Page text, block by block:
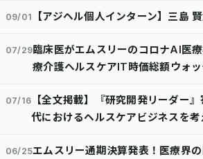
09/01 【アジヘル個人インターン】三島
07/29臨床医がエムスリーのコロナAI医
療介護ヘルスケアIT時価総額ウォ
07/16
【全文掲載】『研究開発リーダー
代におけるヘルスケアビジネスを考
06/25エムスリー通期決算発表！医療界